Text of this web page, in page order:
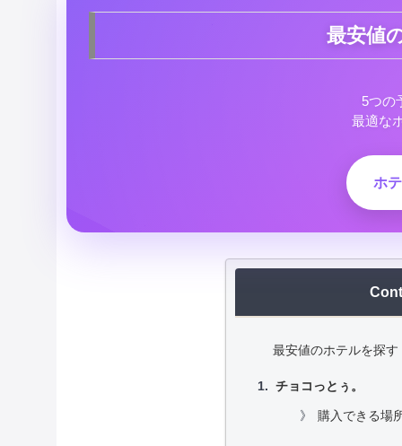
最安値
5つの
最適な
ホ
最安値のホテルを探す
チョコっとぅ。
購入できる場